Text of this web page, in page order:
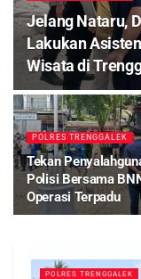
Jelang Nataru,
Lakukan
Wisata di
POLRES TRENGGALEK
Tekan
Polisi Bersama
Operasi Terpadu
POLRES TRENGGALEK